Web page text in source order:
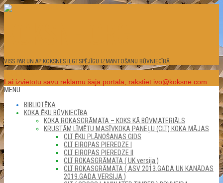
Skip
to
content
VISS PAR UN AP KOKSNES ILGTSPĒJĪGU IZMANTOŠANU BŪVNIECĪBĀ
Lai izvietotu savu reklāmu šajā portālā, rakstiet ivo@koksne.com
Secondary
Navigation
Menu
MENU
BIBLIOTĒKA
KOKA ĒKU BŪVNIECĪBA
KOKA ROKASGRĀMATA – KOKS KĀ BŪVMATERIĀLS
KRUSTĀM LĪMĒTU MASĪVKOKA PANEĻU (CLT) KOKA MĀJAS
CLT ĒKU PLĀNOŠANAS GIDS
CLT EIROPAS PIEREDZE I
CLT EIROPAS PIEREDZE II
CLT ROKASGRĀMATA ( UK versija )
CLT ROKASGRĀMATA ( ASV 2013.GADA UN KANĀDAS
2019.GADA VERSIJA )